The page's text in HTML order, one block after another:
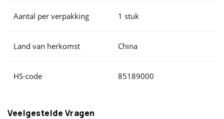
Aantal per verpakking 1 stuk
Land van herkomst China
HS-code 85189000
Veelgestelde Vragen